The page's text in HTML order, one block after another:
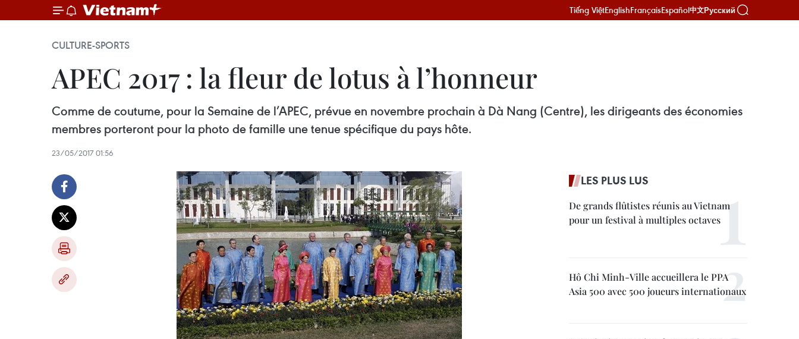
Tiếng ViệtEnglishFrançaisEspañol中文Русский
CULTURE-SPORTS
APEC 2017 : la fleur de lotus à l’honneur
Comme de coutume, pour la Semaine de l’APEC, prévue en novembre prochain à Dà Nang (Centre), les dirigeants des économies
membres porteront pour la photo de famille une tenue spécifique du pays hôte.
23/05/2017 01:56
LES PLUS LUS
De grands flûtistes réunis au Vietnam
pour un festival à multiples octaves
Hô Chi Minh-Ville accueillera le PPA
Asia 500 avec 500 joueurs internationaux